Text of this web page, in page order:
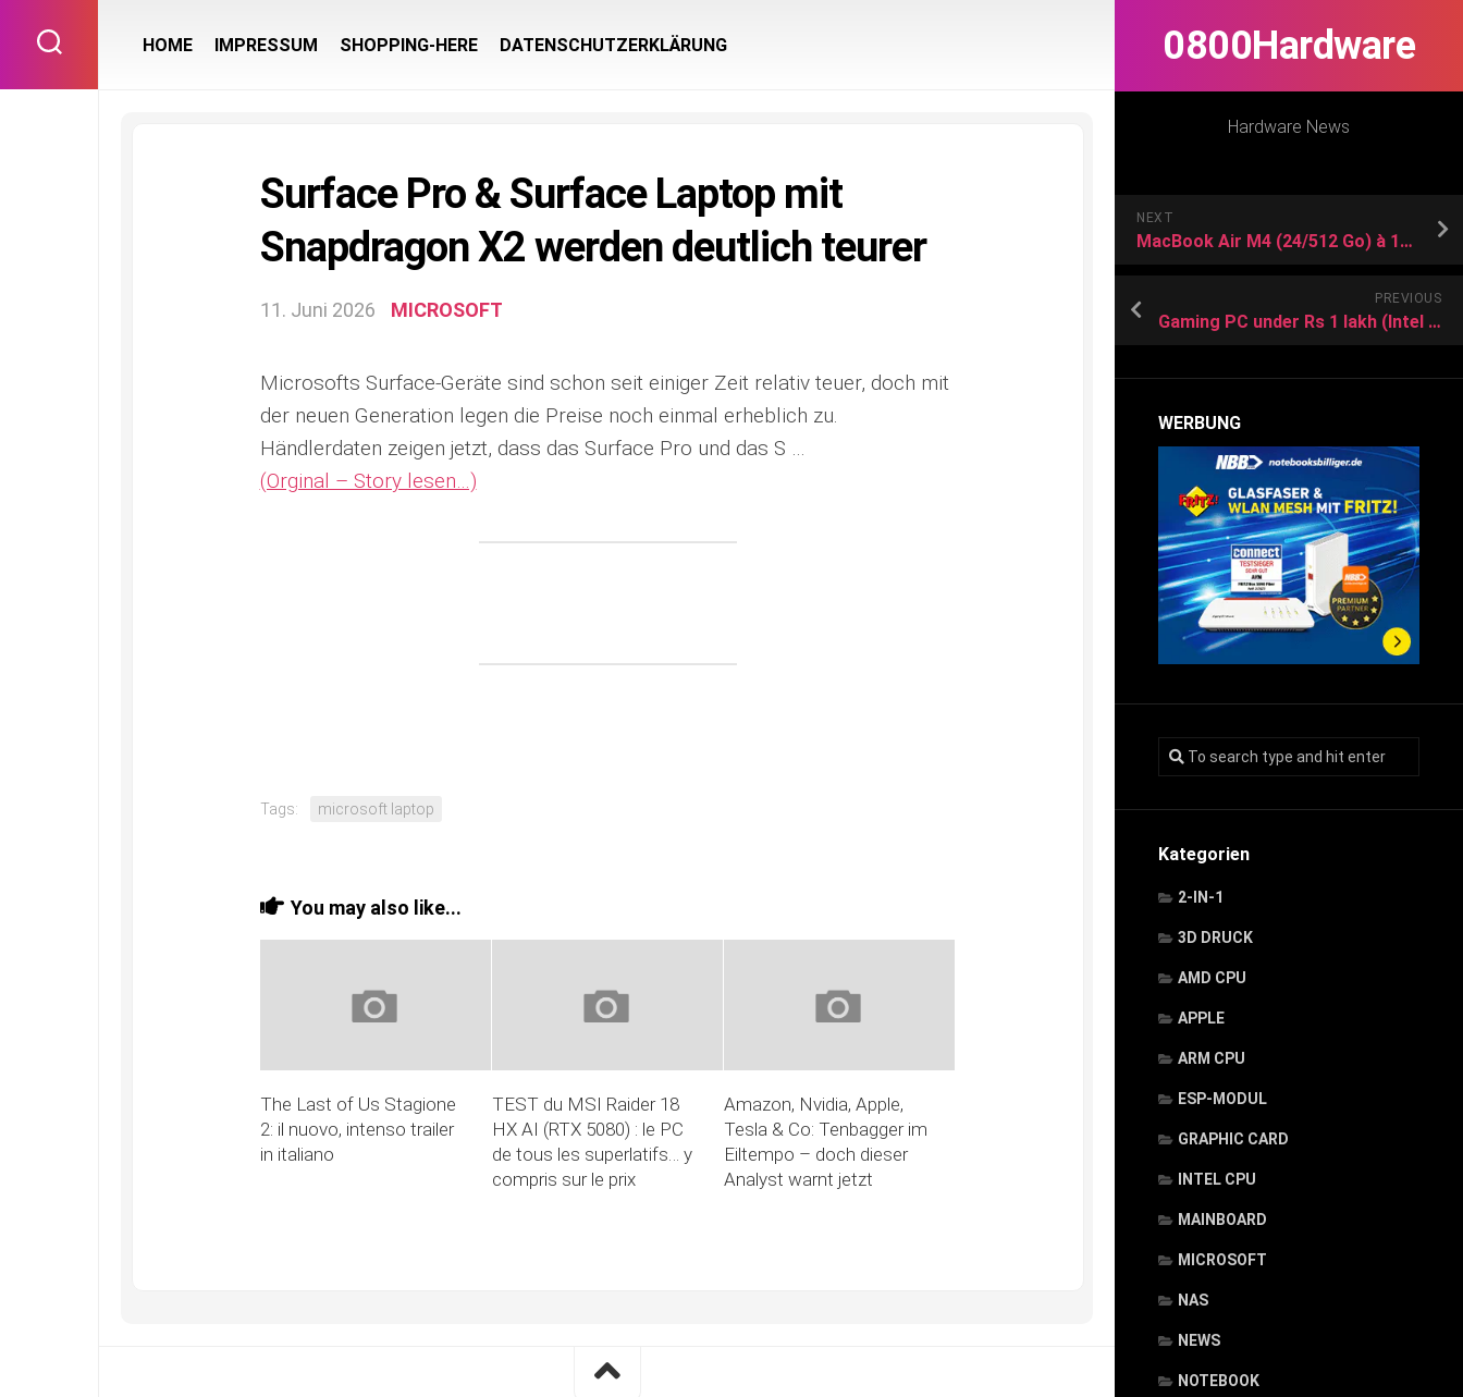
content
0800Hardware
Hardware News
NEXT
MacBook Air M4 (24/512 Go) à 1099 € : le bon plan Amazon avant les soldes
PREVIOUS
Gaming PC under Rs 1 lakh (Intel and Nvidia edition): Gigabyte B850, Zotac RTX 5060 and more for that smooth Nvidia DLSS-enabled 1080p gaming
WERBUNG
Kategorien
2-IN-1
3D DRUCK
AMD CPU
APPLE
ARM CPU
ESP-MODUL
GRAPHIC CARD
INTEL CPU
MAINBOARD
MICROSOFT
NAS
NEWS
NOTEBOOK
HOME IMPRESSUM SHOPPING-HERE DATENSCHUTZERKLÄRUNG
Surface Pro & Surface Laptop mit
Snapdragon X2 werden deutlich teurer
11. Juni 2026 MICROSOFT
Microsofts Surface-Geräte sind schon seit einiger Zeit relativ teuer, doch mit
der neuen Generation legen die Preise noch einmal erheblich zu.
Händlerdaten zeigen jetzt, dass das Surface Pro und das S …
(Orginal – Story lesen…)
Tags: microsoft laptop
You may also like...
The Last of Us Stagione
2: il nuovo, intenso trailer
in italiano
TEST du MSI Raider 18
HX AI (RTX 5080) : le PC
de tous les superlatifs… y
compris sur le prix
Amazon, Nvidia, Apple,
Tesla & Co: Tenbagger im
Eiltempo – doch dieser
Analyst warnt jetzt